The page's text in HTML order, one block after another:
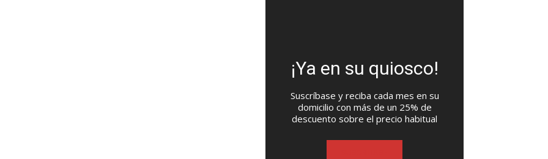
¡Ya en su quiosco!
Suscríbase y reciba cada mes en su
domicilio con más de un 25% de
descuento sobre el precio habitual